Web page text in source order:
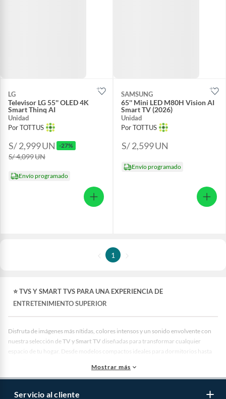
LG
Televisor LG 55'' OLED 4K
Smart Thinq AI
Unidad
Por TOTTUS
S/ 2,999UN -27%
S/ 4,099UN
Envío programado
SAMSUNG
65'' Mini LED M80H Vision AI
Smart TV (2026)
Unidad
Por TOTTUS
S/ 2,599UN
Envío programado
1
⭐ TVS Y SMART TVS PARA UNA EXPERIENCIA DE
ENTRETENIMIENTO SUPERIOR
Disfruta de imágenes más nítidas, colores intensos y un sonido envolvente con
nuestra selección deTV y Smart TV diseñadas para transformar cualquier
espacio de tu hogar. Desde modelos compactos ideales para dormitorios hasta
la opción perfecta para renovar tu forma de ver series, películas y videojuegos.
Mostrar más
Servicio al cliente